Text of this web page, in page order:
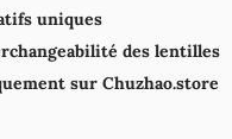
uniques
des lentilles
sur Chuzhao.store